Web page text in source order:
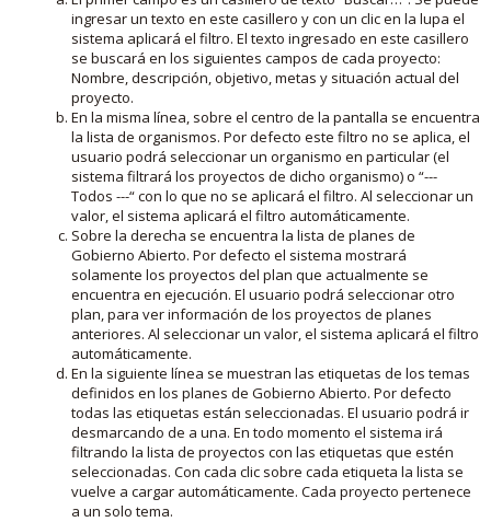
ingresar un texto en este casillero y con un clic en la lupa el
sistema aplicará el filtro. El texto ingresado en este casillero
se buscará en los siguientes campos de cada proyecto:
Nombre, descripción, objetivo, metas y situación actual del
proyecto.
En la misma línea, sobre el centro de la pantalla se encuentra
la lista de organismos. Por defecto este filtro no se aplica, el
usuario podrá seleccionar un organismo en particular (el
sistema filtrará los proyectos de dicho organismo) o “---
Todos ---“ con lo que no se aplicará el filtro. Al seleccionar un
valor, el sistema aplicará el filtro automáticamente.
Sobre la derecha se encuentra la lista de planes de
Gobierno Abierto. Por defecto el sistema mostrará
solamente los proyectos del plan que actualmente se
encuentra en ejecución. El usuario podrá seleccionar otro
plan, para ver información de los proyectos de planes
anteriores. Al seleccionar un valor, el sistema aplicará el filtro
automáticamente.
En la siguiente línea se muestran las etiquetas de los temas
definidos en los planes de Gobierno Abierto. Por defecto
todas las etiquetas están seleccionadas. El usuario podrá ir
desmarcando de a una. En todo momento el sistema irá
filtrando la lista de proyectos con las etiquetas que estén
seleccionadas. Con cada clic sobre cada etiqueta la lista se
vuelve a cargar automáticamente. Cada proyecto pertenece
a un solo tema.